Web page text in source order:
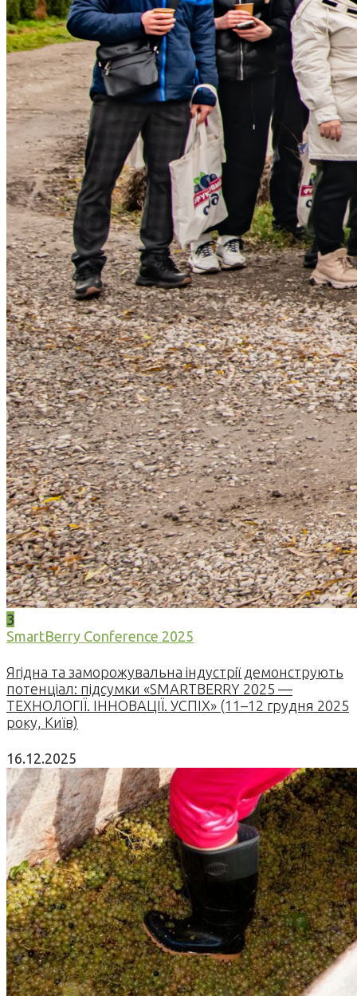
3
SmartBerry Conference 2025
Ягідна та заморожувальна індустрії демонструють
потенціал: підсумки «SMARTBERRY 2025 —
ТЕХНОЛОГІЇ. ІННОВАЦІЇ. УСПІХ» (11–12 грудня 2025
року, Київ)
16.12.2025